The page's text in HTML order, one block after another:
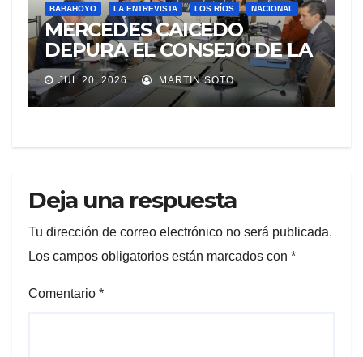
BABAHOYO LA ENTREVISTA LOS RÍOS NACIONAL
MERCEDES CAICEDO
DEPURA EL CONSEJO DE LA
JUDICATURA
JUL 20, 2026 MARTIN SOTO
Deja una respuesta
Tu dirección de correo electrónico no será publicada.
Los campos obligatorios están marcados con *
Comentario *